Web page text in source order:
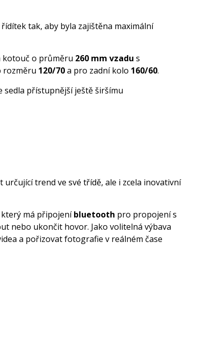
tak, aby byla zajištěna maximální
kotouč o průměru 260 mm vzadu s
rozměru 120/70a pro zadní kolo 160/60.
sedla přístupnější ještě širšímu
trend ve své třídě, ale i zcela inovativní
který má připojeníbluetooth pro propojení s
nebo ukončit hovor. Jako volitelná výbava
a pořizovat fotografie v reálném čase